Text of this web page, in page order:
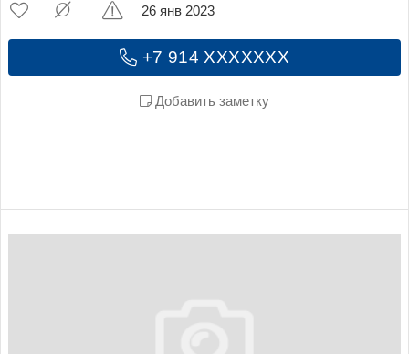
+7 914 XXXXXXX
Добавить заметку
26 янв 2023